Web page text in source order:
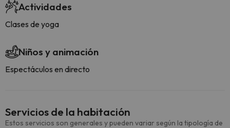
Actividades
Clases de yoga
Niños y animación
Espectáculos en directo
Servicios de la habitación
Estos servicios son generales y pueden variar según la tipología de